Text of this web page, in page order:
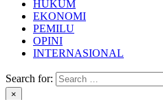
HUKUM
EKONOMI
PEMILU
OPINI
INTERNASIONAL
Search for:
×